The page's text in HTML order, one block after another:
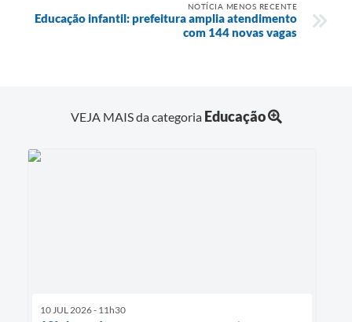
NOTÍCIA MENOS RECENTE
Educação infantil: prefeitura amplia atendimento
com 144 novas vagas
VEJA MAIS da categoria Educação
10 JUL 2026 - 11h30